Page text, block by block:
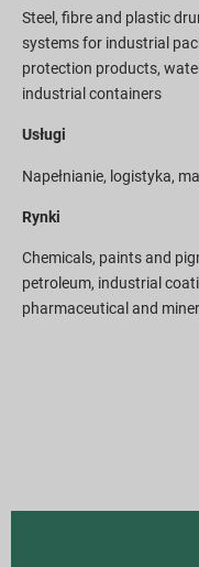
Steel, fibre and plastic
systems for industrial
protection products,
industrial containers
Usługi
Napełnianie, logistyka,
Rynki
Chemicals, paints and
petroleum, industrial
pharmaceutical and